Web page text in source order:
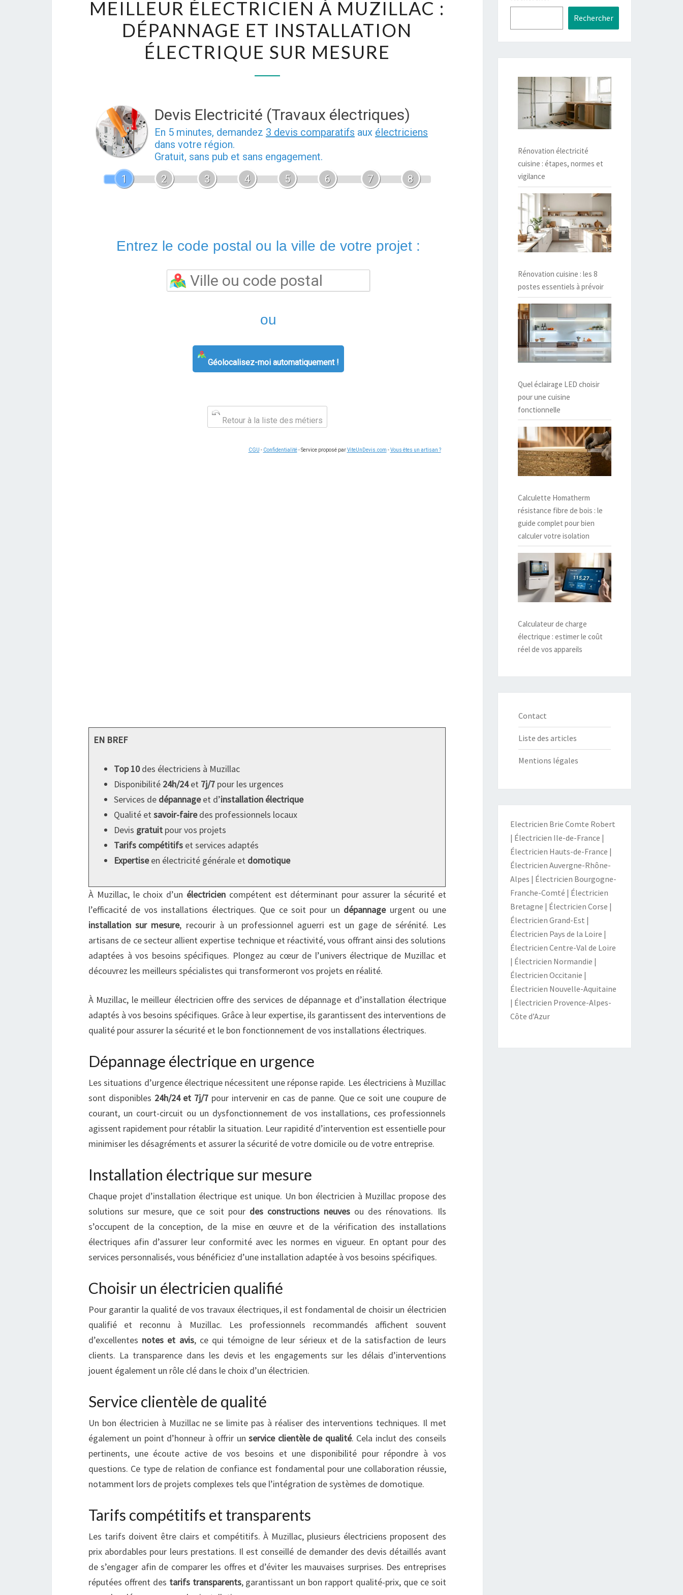
ÉLECTRICIEN
À
MUZILLAC
ÉLECTRIQUE
SUR
MEILLEUR ÉLECTRICIEN À MUZILLAC :
DÉPANNAGE ET INSTALLATION
ÉLECTRIQUE SUR MESURE
Devis Electricité (Travaux électriques)
En 5 minutes, demandez 3 devis comparatifs aux électriciens
dans votre région.
Gratuit, sans pub et sans engagement.
1
2 3 4 5 6 7 8
Entrez le code postal ou la ville de votre projet :
ou
Géolocalisez-moi automatiquement !
Retour à la liste des métiers
CGU - Confidentialité- Service proposé parViteUnDevis.com -Vous êtes un artisan ?
EN BREF
Top 10des électriciens à Muzillac
Disponibilité 24h/24et 7j/7 pour les urgences
Services de dépannageet d’installation électrique
Qualité et savoir-fairedes professionnels locaux
Devis gratuit pour vos projets
Tarifs compétitifs et services adaptés
Expertiseen électricité générale et domotique
À Muzillac, le choix d’un électricien compétent est déterminant pour assurer la sécurité et
l’efficacité de vos installations électriques. Que ce soit pour un dépannageurgent ou une
installation sur mesure, recourir à un professionnel aguerri est un gage de sérénité. Les
artisans de ce secteur allient expertise technique et réactivité, vous offrant ainsi des solutions
adaptées à vos besoins spécifiques. Plongez au cœur de l’univers électrique de Muzillac et
découvrez les meilleurs spécialistes qui transformeront vos projets en réalité.
À Muzillac, le meilleur électricien offre des services de dépannage et d’installation électrique
adaptés à vos besoins spécifiques. Grâce à leur expertise, ils garantissent des interventions de
qualité pour assurer la sécurité et le bon fonctionnement de vos installations électriques.
Dépannage électrique en urgence
Les situations d’urgence électrique nécessitent une réponse rapide. Les électriciens à Muzillac
sont disponibles 24h/24 et 7j/7 pour intervenir en cas de panne. Que ce soit une coupure de
courant, un court-circuit ou un dysfonctionnement de vos installations, ces professionnels
agissent rapidement pour rétablir la situation. Leur rapidité d’intervention est essentielle pour
minimiser les désagréments et assurer la sécurité de votre domicile ou de votre entreprise.
Installation électrique sur mesure
Chaque projet d’installation électrique est unique. Un bon électricien à Muzillac propose des
solutions sur mesure, que ce soit pour des constructions neuves ou des rénovations. Ils
s’occupent de la conception, de la mise en œuvre et de la vérification des installations
électriques afin d’assurer leur conformité avec les normes en vigueur. En optant pour des
services personnalisés, vous bénéficiez d’une installation adaptée à vos besoins spécifiques.
Choisir un électricien qualifié
Pour garantir la qualité de vos travaux électriques, il est fondamental de choisir un électricien
qualifié et reconnu à Muzillac. Les professionnels recommandés affichent souvent
d’excellentes notes et avis, ce qui témoigne de leur sérieux et de la satisfaction de leurs
clients. La transparence dans les devis et les engagements sur les délais d’interventions
jouent également un rôle clé dans le choix d’un électricien.
Service clientèle de qualité
Un bon électricien à Muzillac ne se limite pas à réaliser des interventions techniques. Il met
également un point d’honneur à offrir unservice clientèle de qualité. Cela inclut des conseils
pertinents, une écoute active de vos besoins et une disponibilité pour répondre à vos
questions. Ce type de relation de confiance est fondamental pour une collaboration réussie,
notamment lors de projets complexes tels que l’intégration de systèmes de domotique.
Tarifs compétitifs et transparents
Les tarifs doivent être clairs et compétitifs. À Muzillac, plusieurs électriciens proposent des
prix abordables pour leurs prestations. Il est conseillé de demander des devis détaillés avant
de s’engager afin de comparer les offres et d’éviter les mauvaises surprises. Des entreprises
réputées offrent des tarifs transparents, garantissant un bon rapport qualité-prix, que ce soit
Rechercher
Rénovation électricité
cuisine : étapes, normes et
vigilance
Rénovation cuisine : les 8
postes essentiels à prévoir
Quel éclairage LED choisir
pour une cuisine
fonctionnelle
Calculette Homatherm
résistance fibre de bois : le
guide complet pour bien
calculer votre isolation
Calculateur de charge
électrique : estimer le coût
réel de vos appareils
Contact
Liste des articles
Mentions légales
Electricien Brie Comte Robert
| Électricien Ile-de-France |
Électricien Hauts-de-France |
Électricien Auvergne-Rhône-
Alpes | Électricien Bourgogne-
Franche-Comté | Électricien
Bretagne | Électricien Corse |
Électricien Grand-Est |
Électricien Pays de la Loire |
Électricien Centre-Val de Loire
| Électricien Normandie |
Électricien Occitanie |
Électricien Nouvelle-Aquitaine
| Électricien Provence-Alpes-
Côte d’Azur